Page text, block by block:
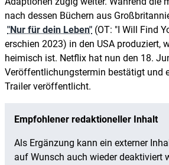
nach dessen Büchern aus
"Nur für dein Leben" (OT: "I Will Find
erschien 2023) in den USA produziert,
heimisch ist. Netflix hat nun den 18.
Veröffentlichungstermin bestätigt und
Trailer veröffentlicht.